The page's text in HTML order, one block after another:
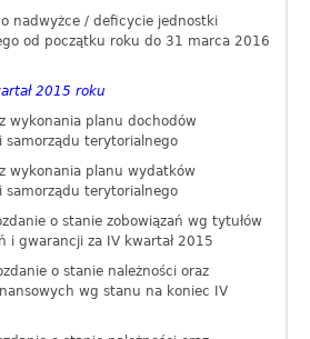
o nadwyżce / deficycie jednostki
od początku roku do 31 marca 2016
2015 roku
wykonania planu dochodów
samorządu terytorialnego
wykonania planu wydatków
samorządu terytorialnego
o stanie zobowiązań wg tytułów
i gwarancji za IV kwartał 2015
o stanie należności oraz
wg stanu na koniec IV